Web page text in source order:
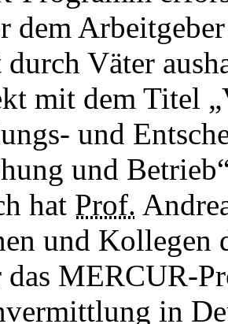
dem
Väter
mit dem Titel
und
und
hat Prof.
und Kollegen
MERCUR-
in